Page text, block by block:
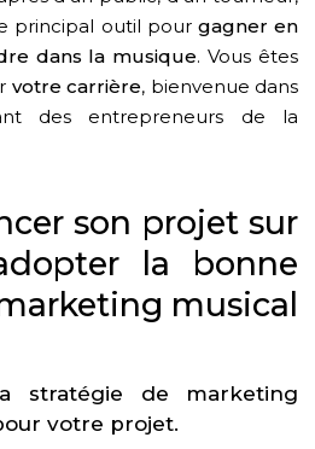
principal outil pourgagner en
dans la musique. Vous êtes
votre carrière, bienvenue dans
des entrepreneurs de la
son projet sur
la bonne
musical
stratégie de marketing
votre projet.